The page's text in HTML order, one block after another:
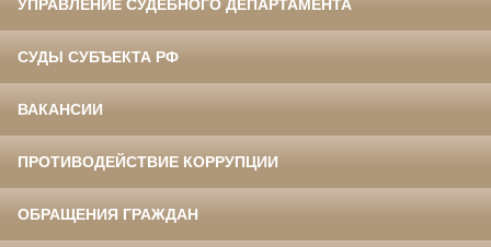
УПРАВЛЕНИЕ СУДЕБНОГО ДЕПАРТАМЕНТА
СУДЫ СУБЪЕКТА РФ
ВАКАНСИИ
ПРОТИВОДЕЙСТВИЕ КОРРУПЦИИ
ОБРАЩЕНИЯ ГРАЖДАН